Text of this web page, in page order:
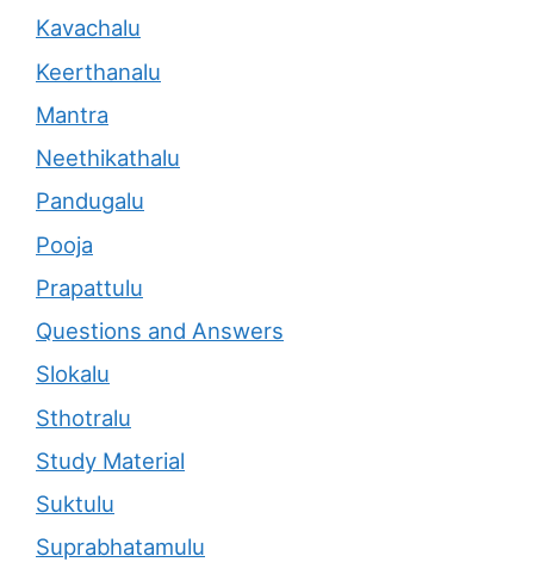
Kavachalu
Keerthanalu
Mantra
Neethikathalu
Pandugalu
Pooja
Prapattulu
Questions and Answers
Slokalu
Sthotralu
Study Material
Suktulu
Suprabhatamulu